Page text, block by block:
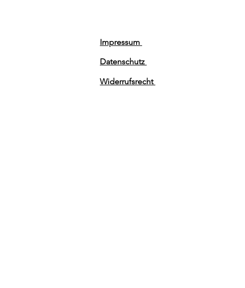
Impressum
Datenschutz
Widerrufsrecht